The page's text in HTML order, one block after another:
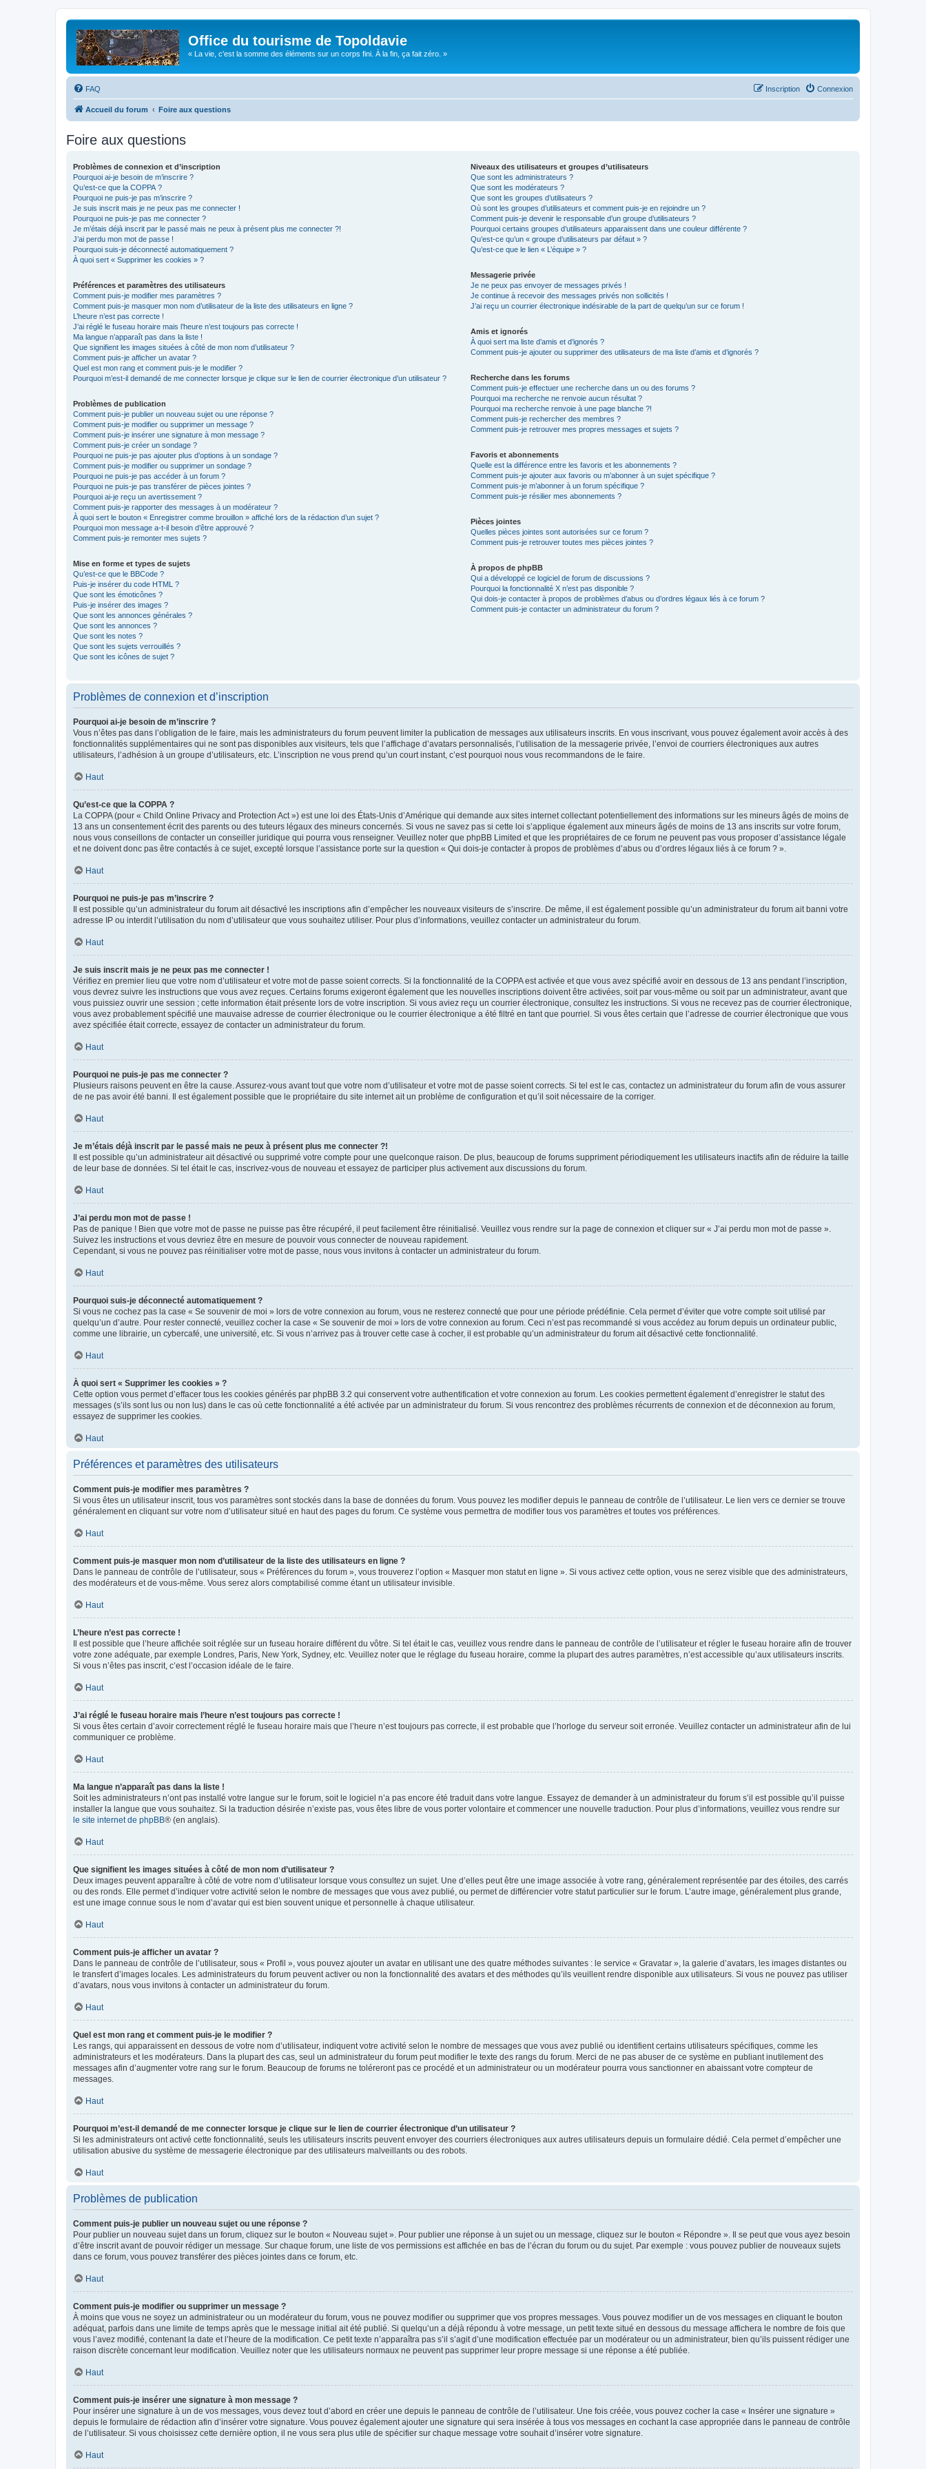
Office du tourisme de Topoldavie
« La vie, c'est la somme des éléments sur un corps fini. À la fin, ça fait zéro. »
FAQ Connexion
Inscription
Accueil du forum Foire aux questions
Foire aux questions
Problèmes de connexion et d’inscription
Pourquoi ai-je besoin de m’inscrire ?
Qu’est-ce que la COPPA ?
Pourquoi ne puis-je pas m’inscrire ?
Je suis inscrit mais je ne peux pas me connecter !
Pourquoi ne puis-je pas me connecter ?
Je m’étais déjà inscrit par le passé mais ne peux à présent plus me connecter ?!
J’ai perdu mon mot de passe !
Pourquoi suis-je déconnecté automatiquement ?
À quoi sert « Supprimer les cookies » ?
Préférences et paramètres des utilisateurs
Comment puis-je modifier mes paramètres ?
Comment puis-je masquer mon nom d’utilisateur de la liste des utilisateurs en ligne ?
L’heure n’est pas correcte !
J’ai réglé le fuseau horaire mais l’heure n’est toujours pas correcte !
Ma langue n’apparaît pas dans la liste !
Que signifient les images situées à côté de mon nom d’utilisateur ?
Comment puis-je afficher un avatar ?
Quel est mon rang et comment puis-je le modifier ?
Pourquoi m’est-il demandé de me connecter lorsque je clique sur le lien de courrier électronique d’un utilisateur ?
Problèmes de publication
Comment puis-je publier un nouveau sujet ou une réponse ?
Comment puis-je modifier ou supprimer un message ?
Comment puis-je insérer une signature à mon message ?
Comment puis-je créer un sondage ?
Pourquoi ne puis-je pas ajouter plus d’options à un sondage ?
Comment puis-je modifier ou supprimer un sondage ?
Pourquoi ne puis-je pas accéder à un forum ?
Pourquoi ne puis-je pas transférer de pièces jointes ?
Pourquoi ai-je reçu un avertissement ?
Comment puis-je rapporter des messages à un modérateur ?
À quoi sert le bouton « Enregistrer comme brouillon » affiché lors de la rédaction d’un sujet ?
Pourquoi mon message a-t-il besoin d’être approuvé ?
Comment puis-je remonter mes sujets ?
Mise en forme et types de sujets
Qu’est-ce que le BBCode ?
Puis-je insérer du code HTML ?
Que sont les émoticônes ?
Puis-je insérer des images ?
Que sont les annonces générales ?
Que sont les annonces ?
Que sont les notes ?
Que sont les sujets verrouillés ?
Que sont les icônes de sujet ?
Niveaux des utilisateurs et groupes d’utilisateurs
Que sont les administrateurs ?
Que sont les modérateurs ?
Que sont les groupes d’utilisateurs ?
Où sont les groupes d’utilisateurs et comment puis-je en rejoindre un ?
Comment puis-je devenir le responsable d’un groupe d’utilisateurs ?
Pourquoi certains groupes d’utilisateurs apparaissent dans une couleur différente ?
Qu’est-ce qu’un « groupe d’utilisateurs par défaut » ?
Qu’est-ce que le lien « L’équipe » ?
Messagerie privée
Je ne peux pas envoyer de messages privés !
Je continue à recevoir des messages privés non sollicités !
J’ai reçu un courrier électronique indésirable de la part de quelqu’un sur ce forum !
Amis et ignorés
À quoi sert ma liste d’amis et d’ignorés ?
Comment puis-je ajouter ou supprimer des utilisateurs de ma liste d’amis et d’ignorés ?
Recherche dans les forums
Comment puis-je effectuer une recherche dans un ou des forums ?
Pourquoi ma recherche ne renvoie aucun résultat ?
Pourquoi ma recherche renvoie à une page blanche ?!
Comment puis-je rechercher des membres ?
Comment puis-je retrouver mes propres messages et sujets ?
Favoris et abonnements
Quelle est la différence entre les favoris et les abonnements ?
Comment puis-je ajouter aux favoris ou m’abonner à un sujet spécifique ?
Comment puis-je m’abonner à un forum spécifique ?
Comment puis-je résilier mes abonnements ?
Pièces jointes
Quelles pièces jointes sont autorisées sur ce forum ?
Comment puis-je retrouver toutes mes pièces jointes ?
À propos de phpBB
Qui a développé ce logiciel de forum de discussions ?
Pourquoi la fonctionnalité X n’est pas disponible ?
Qui dois-je contacter à propos de problèmes d’abus ou d’ordres légaux liés à ce forum ?
Comment puis-je contacter un administrateur du forum ?
Problèmes de connexion et d’inscription
Pourquoi ai-je besoin de m’inscrire ?
Vous n’êtes pas dans l’obligation de le faire, mais les administrateurs du forum peuvent limiter la publication de messages aux utilisateurs inscrits. En vous inscrivant, vous pouvez également avoir accès à des
fonctionnalités supplémentaires qui ne sont pas disponibles aux visiteurs, tels que l’affichage d’avatars personnalisés, l’utilisation de la messagerie privée, l’envoi de courriers électroniques aux autres
utilisateurs, l’adhésion à un groupe d’utilisateurs, etc. L’inscription ne vous prend qu’un court instant, c’est pourquoi nous vous recommandons de le faire.
Haut
Qu’est-ce que la COPPA ?
La COPPA (pour « Child Online Privacy and Protection Act ») est une loi des États-Unis d’Amérique qui demande aux sites internet collectant potentiellement des informations sur les mineurs âgés de moins de
13 ans un consentement écrit des parents ou des tuteurs légaux des mineurs concernés. Si vous ne savez pas si cette loi s’applique également aux mineurs âgés de moins de 13 ans inscrits sur votre forum,
nous vous conseillons de contacter un conseiller juridique qui pourra vous renseigner. Veuillez noter que phpBB Limited et que les propriétaires de ce forum ne peuvent pas vous proposer d’assistance légale
et ne doivent donc pas être contactés à ce sujet, excepté lorsque l’assistance porte sur la question « Qui dois-je contacter à propos de problèmes d’abus ou d’ordres légaux liés à ce forum ? ».
Haut
Pourquoi ne puis-je pas m’inscrire ?
Il est possible qu’un administrateur du forum ait désactivé les inscriptions afin d’empêcher les nouveaux visiteurs de s’inscrire. De même, il est également possible qu’un administrateur du forum ait banni votre
adresse IP ou interdit l’utilisation du nom d’utilisateur que vous souhaitez utiliser. Pour plus d’informations, veuillez contacter un administrateur du forum.
Haut
Je suis inscrit mais je ne peux pas me connecter !
Vérifiez en premier lieu que votre nom d’utilisateur et votre mot de passe soient corrects. Si la fonctionnalité de la COPPA est activée et que vous avez spécifié avoir en dessous de 13 ans pendant l’inscription,
vous devrez suivre les instructions que vous avez reçues. Certains forums exigeront également que les nouvelles inscriptions doivent être activées, soit par vous-même ou soit par un administrateur, avant que
vous puissiez ouvrir une session ; cette information était présente lors de votre inscription. Si vous aviez reçu un courrier électronique, consultez les instructions. Si vous ne recevez pas de courrier électronique,
vous avez probablement spécifié une mauvaise adresse de courrier électronique ou le courrier électronique a été filtré en tant que pourriel. Si vous êtes certain que l’adresse de courrier électronique que vous
avez spécifiée était correcte, essayez de contacter un administrateur du forum.
Haut
Pourquoi ne puis-je pas me connecter ?
Plusieurs raisons peuvent en être la cause. Assurez-vous avant tout que votre nom d’utilisateur et votre mot de passe soient corrects. Si tel est le cas, contactez un administrateur du forum afin de vous assurer
de ne pas avoir été banni. Il est également possible que le propriétaire du site internet ait un problème de configuration et qu’il soit nécessaire de la corriger.
Haut
Je m’étais déjà inscrit par le passé mais ne peux à présent plus me connecter ?!
Il est possible qu’un administrateur ait désactivé ou supprimé votre compte pour une quelconque raison. De plus, beaucoup de forums suppriment périodiquement les utilisateurs inactifs afin de réduire la taille
de leur base de données. Si tel était le cas, inscrivez-vous de nouveau et essayez de participer plus activement aux discussions du forum.
Haut
J’ai perdu mon mot de passe !
Pas de panique ! Bien que votre mot de passe ne puisse pas être récupéré, il peut facilement être réinitialisé. Veuillez vous rendre sur la page de connexion et cliquer sur « J’ai perdu mon mot de passe ».
Suivez les instructions et vous devriez être en mesure de pouvoir vous connecter de nouveau rapidement.
Cependant, si vous ne pouvez pas réinitialiser votre mot de passe, nous vous invitons à contacter un administrateur du forum.
Haut
Pourquoi suis-je déconnecté automatiquement ?
Si vous ne cochez pas la case « Se souvenir de moi » lors de votre connexion au forum, vous ne resterez connecté que pour une période prédéfinie. Cela permet d’éviter que votre compte soit utilisé par
quelqu’un d’autre. Pour rester connecté, veuillez cocher la case « Se souvenir de moi » lors de votre connexion au forum. Ceci n’est pas recommandé si vous accédez au forum depuis un ordinateur public,
comme une librairie, un cybercafé, une université, etc. Si vous n’arrivez pas à trouver cette case à cocher, il est probable qu’un administrateur du forum ait désactivé cette fonctionnalité.
Haut
À quoi sert « Supprimer les cookies » ?
Cette option vous permet d’effacer tous les cookies générés par phpBB 3.2 qui conservent votre authentification et votre connexion au forum. Les cookies permettent également d’enregistrer le statut des
messages (s’ils sont lus ou non lus) dans le cas où cette fonctionnalité a été activée par un administrateur du forum. Si vous rencontrez des problèmes récurrents de connexion et de déconnexion au forum,
essayez de supprimer les cookies.
Haut
Préférences et paramètres des utilisateurs
Comment puis-je modifier mes paramètres ?
Si vous êtes un utilisateur inscrit, tous vos paramètres sont stockés dans la base de données du forum. Vous pouvez les modifier depuis le panneau de contrôle de l’utilisateur. Le lien vers ce dernier se trouve
généralement en cliquant sur votre nom d’utilisateur situé en haut des pages du forum. Ce système vous permettra de modifier tous vos paramètres et toutes vos préférences.
Haut
Comment puis-je masquer mon nom d’utilisateur de la liste des utilisateurs en ligne ?
Dans le panneau de contrôle de l’utilisateur, sous « Préférences du forum », vous trouverez l’option « Masquer mon statut en ligne ». Si vous activez cette option, vous ne serez visible que des administrateurs,
des modérateurs et de vous-même. Vous serez alors comptabilisé comme étant un utilisateur invisible.
Haut
L’heure n’est pas correcte !
Il est possible que l’heure affichée soit réglée sur un fuseau horaire différent du vôtre. Si tel était le cas, veuillez vous rendre dans le panneau de contrôle de l’utilisateur et régler le fuseau horaire afin de trouver
votre zone adéquate, par exemple Londres, Paris, New York, Sydney, etc. Veuillez noter que le réglage du fuseau horaire, comme la plupart des autres paramètres, n’est accessible qu’aux utilisateurs inscrits.
Si vous n’êtes pas inscrit, c’est l’occasion idéale de le faire.
Haut
J’ai réglé le fuseau horaire mais l’heure n’est toujours pas correcte !
Si vous êtes certain d’avoir correctement réglé le fuseau horaire mais que l’heure n’est toujours pas correcte, il est probable que l’horloge du serveur soit erronée. Veuillez contacter un administrateur afin de lui
communiquer ce problème.
Haut
Ma langue n’apparaît pas dans la liste !
Soit les administrateurs n’ont pas installé votre langue sur le forum, soit le logiciel n’a pas encore été traduit dans votre langue. Essayez de demander à un administrateur du forum s’il est possible qu’il puisse
installer la langue que vous souhaitez. Si la traduction désirée n’existe pas, vous êtes libre de vous porter volontaire et commencer une nouvelle traduction. Pour plus d’informations, veuillez vous rendre sur
le site internet de phpBB® (en anglais).
Haut
Que signifient les images situées à côté de mon nom d’utilisateur ?
Deux images peuvent apparaître à côté de votre nom d’utilisateur lorsque vous consultez un sujet. Une d’elles peut être une image associée à votre rang, généralement représentée par des étoiles, des carrés
ou des ronds. Elle permet d’indiquer votre activité selon le nombre de messages que vous avez publié, ou permet de différencier votre statut particulier sur le forum. L’autre image, généralement plus grande,
est une image connue sous le nom d’avatar qui est bien souvent unique et personnelle à chaque utilisateur.
Haut
Comment puis-je afficher un avatar ?
Dans le panneau de contrôle de l’utilisateur, sous « Profil », vous pouvez ajouter un avatar en utilisant une des quatre méthodes suivantes : le service « Gravatar », la galerie d’avatars, les images distantes ou
le transfert d’images locales. Les administrateurs du forum peuvent activer ou non la fonctionnalité des avatars et des méthodes qu’ils veuillent rendre disponible aux utilisateurs. Si vous ne pouvez pas utiliser
d’avatars, nous vous invitons à contacter un administrateur du forum.
Haut
Quel est mon rang et comment puis-je le modifier ?
Les rangs, qui apparaissent en dessous de votre nom d’utilisateur, indiquent votre activité selon le nombre de messages que vous avez publié ou identifient certains utilisateurs spécifiques, comme les
administrateurs et les modérateurs. Dans la plupart des cas, seul un administrateur du forum peut modifier le texte des rangs du forum. Merci de ne pas abuser de ce système en publiant inutilement des
messages afin d’augmenter votre rang sur le forum. Beaucoup de forums ne toléreront pas ce procédé et un administrateur ou un modérateur pourra vous sanctionner en abaissant votre compteur de
messages.
Haut
Pourquoi m’est-il demandé de me connecter lorsque je clique sur le lien de courrier électronique d’un utilisateur ?
Si les administrateurs ont activé cette fonctionnalité, seuls les utilisateurs inscrits peuvent envoyer des courriers électroniques aux autres utilisateurs depuis un formulaire dédié. Cela permet d’empêcher une
utilisation abusive du système de messagerie électronique par des utilisateurs malveillants ou des robots.
Haut
Problèmes de publication
Comment puis-je publier un nouveau sujet ou une réponse ?
Pour publier un nouveau sujet dans un forum, cliquez sur le bouton « Nouveau sujet ». Pour publier une réponse à un sujet ou un message, cliquez sur le bouton « Répondre ». Il se peut que vous ayez besoin
d’être inscrit avant de pouvoir rédiger un message. Sur chaque forum, une liste de vos permissions est affichée en bas de l’écran du forum ou du sujet. Par exemple : vous pouvez publier de nouveaux sujets
dans ce forum, vous pouvez transférer des pièces jointes dans ce forum, etc.
Haut
Comment puis-je modifier ou supprimer un message ?
À moins que vous ne soyez un administrateur ou un modérateur du forum, vous ne pouvez modifier ou supprimer que vos propres messages. Vous pouvez modifier un de vos messages en cliquant le bouton
adéquat, parfois dans une limite de temps après que le message initial ait été publié. Si quelqu’un a déjà répondu à votre message, un petit texte situé en dessous du message affichera le nombre de fois que
vous l’avez modifié, contenant la date et l’heure de la modification. Ce petit texte n’apparaîtra pas s’il s’agit d’une modification effectuée par un modérateur ou un administrateur, bien qu’ils puissent rédiger une
raison discrète concernant leur modification. Veuillez noter que les utilisateurs normaux ne peuvent pas supprimer leur propre message si une réponse a été publiée.
Haut
Comment puis-je insérer une signature à mon message ?
Pour insérer une signature à un de vos messages, vous devez tout d’abord en créer une depuis le panneau de contrôle de l’utilisateur. Une fois créée, vous pouvez cocher la case « Insérer une signature »
depuis le formulaire de rédaction afin d’insérer votre signature. Vous pouvez également ajouter une signature qui sera insérée à tous vos messages en cochant la case appropriée dans le panneau de contrôle
de l’utilisateur. Si vous choisissez cette dernière option, il ne vous sera plus utile de spécifier sur chaque message votre souhait d’insérer votre signature.
Haut